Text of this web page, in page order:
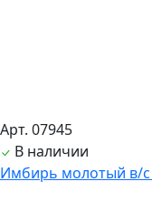
Арт. 07945
В наличии
Имбирь молотый в/с